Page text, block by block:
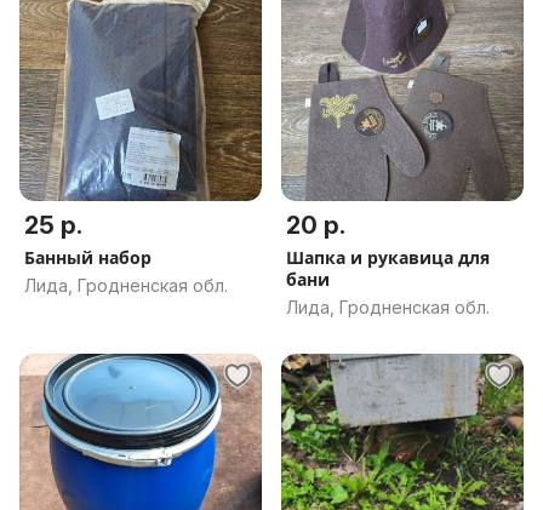
25 р.
Банный набор
Лида, Гродненская обл.
20 р.
Шапка и рукавица для
бани
Лида, Гродненская обл.